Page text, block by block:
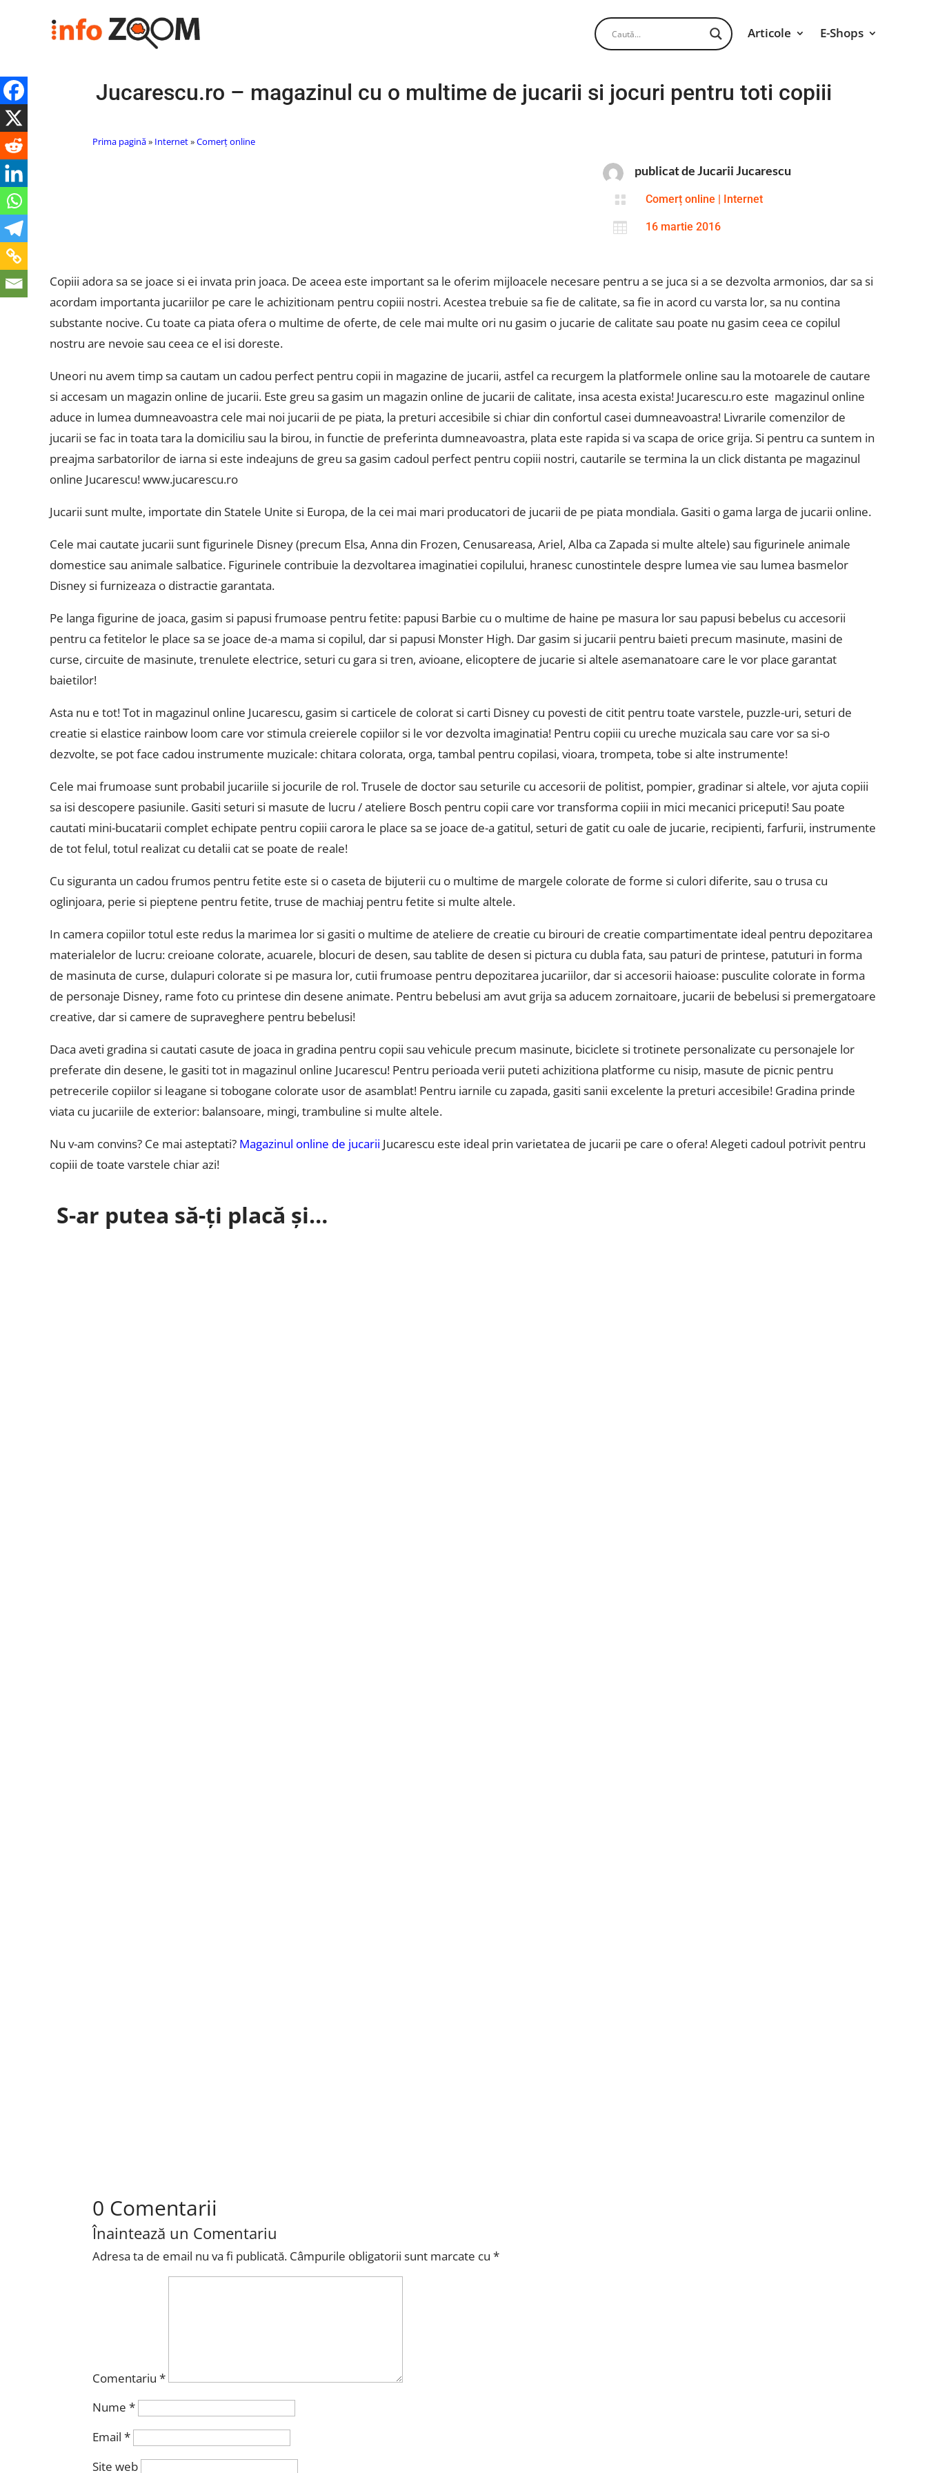
Articole E-Shops
Jucarescu.ro – magazinul cu o multime de jucarii si jocuri pentru toti copiii
Prima pagină» Internet»Comerț online
publicat de Jucarii Jucarescu
 Comerț online Internet
 16 martie 2016
Copiii adora sa se joace si ei invata prin joaca. De aceea este important sa le oferim mijloacele necesare pentru a se juca si a se dezvolta armonios, dar sa si
acordam importanta jucariilor pe care le achizitionam pentru copiii nostri. Acestea trebuie sa fie de calitate, sa fie in acord cu varsta lor, sa nu contina
substante nocive. Cu toate ca piata ofera o multime de oferte, de cele mai multe ori nu gasim o jucarie de calitate sau poate nu gasim ceea ce copilul
nostru are nevoie sau ceea ce el isi doreste.
Uneori nu avem timp sa cautam un cadou perfect pentru copii in magazine de jucarii, astfel ca recurgem la platformele online sau la motoarele de cautare
si accesam un magazin online de jucarii. Este greu sa gasim un magazin online de jucarii de calitate, insa acesta exista! Jucarescu.ro este magazinul online
aduce in lumea dumneavoastra cele mai noi jucarii de pe piata, la preturi accesibile si chiar din confortul casei dumneavoastra! Livrarile comenzilor de
jucarii se fac in toata tara la domiciliu sau la birou, in functie de preferinta dumneavoastra, plata este rapida si va scapa de orice grija. Si pentru ca suntem in
preajma sarbatorilor de iarna si este indeajuns de greu sa gasim cadoul perfect pentru copiii nostri, cautarile se termina la un click distanta pe magazinul
online Jucarescu! www.jucarescu.ro
Jucarii sunt multe, importate din Statele Unite si Europa, de la cei mai mari producatori de jucarii de pe piata mondiala. Gasiti o gama larga de jucarii online.
Cele mai cautate jucarii sunt figurinele Disney (precum Elsa, Anna din Frozen, Cenusareasa, Ariel, Alba ca Zapada si multe altele) sau figurinele animale
domestice sau animale salbatice. Figurinele contribuie la dezvoltarea imaginatiei copilului, hranesc cunostintele despre lumea vie sau lumea basmelor
Disney si furnizeaza o distractie garantata.
Pe langa figurine de joaca, gasim si papusi frumoase pentru fetite: papusi Barbie cu o multime de haine pe masura lor sau papusi bebelus cu accesorii
pentru ca fetitelor le place sa se joace de-a mama si copilul, dar si papusi Monster High. Dar gasim si jucarii pentru baieti precum masinute, masini de
curse, circuite de masinute, trenulete electrice, seturi cu gara si tren, avioane, elicoptere de jucarie si altele asemanatoare care le vor place garantat
baietilor!
Asta nu e tot! Tot in magazinul online Jucarescu, gasim si carticele de colorat si carti Disney cu povesti de citit pentru toate varstele, puzzle-uri, seturi de
creatie si elastice rainbow loom care vor stimula creierele copiilor si le vor dezvolta imaginatia! Pentru copiii cu ureche muzicala sau care vor sa si-o
dezvolte, se pot face cadou instrumente muzicale: chitara colorata, orga, tambal pentru copilasi, vioara, trompeta, tobe si alte instrumente!
Cele mai frumoase sunt probabil jucariile si jocurile de rol. Trusele de doctor sau seturile cu accesorii de politist, pompier, gradinar si altele, vor ajuta copiii
sa isi descopere pasiunile. Gasiti seturi si masute de lucru / ateliere Bosch pentru copii care vor transforma copiii in mici mecanici priceputi! Sau poate
cautati mini-bucatarii complet echipate pentru copiii carora le place sa se joace de-a gatitul, seturi de gatit cu oale de jucarie, recipienti, farfurii, instrumente
de tot felul, totul realizat cu detalii cat se poate de reale!
Cu siguranta un cadou frumos pentru fetite este si o caseta de bijuterii cu o multime de margele colorate de forme si culori diferite, sau o trusa cu
oglinjoara, perie si pieptene pentru fetite, truse de machiaj pentru fetite si multe altele.
In camera copiilor totul este redus la marimea lor si gasiti o multime de ateliere de creatie cu birouri de creatie compartimentate ideal pentru depozitarea
materialelor de lucru: creioane colorate, acuarele, blocuri de desen, sau tablite de desen si pictura cu dubla fata, sau paturi de printese, patuturi in forma
de masinuta de curse, dulapuri colorate si pe masura lor, cutii frumoase pentru depozitarea jucariilor, dar si accesorii haioase: pusculite colorate in forma
de personaje Disney, rame foto cu printese din desene animate. Pentru bebelusi am avut grija sa aducem zornaitoare, jucarii de bebelusi si premergatoare
creative, dar si camere de supraveghere pentru bebelusi!
Daca aveti gradina si cautati casute de joaca in gradina pentru copii sau vehicule precum masinute, biciclete si trotinete personalizate cu personajele lor
preferate din desene, le gasiti tot in magazinul online Jucarescu! Pentru perioada verii puteti achizitiona platforme cu nisip, masute de picnic pentru
petrecerile copiilor si leagane si tobogane colorate usor de asamblat! Pentru iarnile cu zapada, gasiti sanii excelente la preturi accesibile! Gradina prinde
viata cu jucariile de exterior: balansoare, mingi, trambuline si multe altele.
Nu v-am convins? Ce mai asteptati? Magazinul online de jucarii Jucarescu este ideal prin varietatea de jucarii pe care o ofera! Alegeti cadoul potrivit pentru
copiii de toate varstele chiar azi!
S-ar putea să-ți placă și…
0 Comentarii
Înaintează un Comentariu
Adresa ta de email nu va fi publicată. Câmpurile obligatorii sunt marcate cu*
Comentariu*
Nume*
Email*
Site web